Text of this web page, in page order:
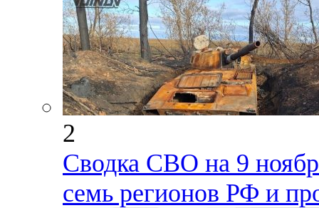
2
Сводка СВО на 9
семь регионов РФ и